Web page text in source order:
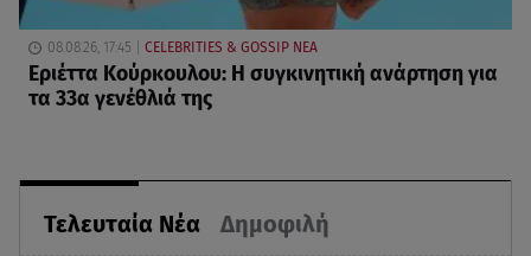
Τελευταία Νέα Δημοφιλή
08.08.26, 17:45 CELEBRITIES & GOSSIP ΝΕΑ
Εριέττα Κούρκουλου: Η συγκινητική ανάρτηση για
τα 33α γενέθλιά της